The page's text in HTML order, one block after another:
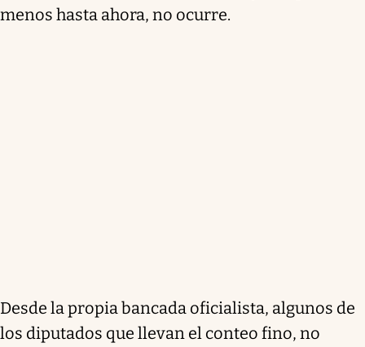
menos hasta ahora, no ocurre.
Desde la propia bancada oficialista, algunos de
los diputados que llevan el conteo fino, no